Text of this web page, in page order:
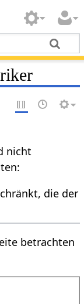
nicht
die der
betrachten